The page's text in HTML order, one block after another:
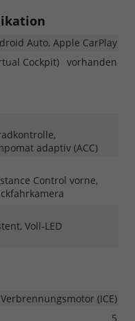
Auto, Apple CarPlay
Cockpit) vorhanden
adaptiv (ACC)
Control vorne,
Voll-LED
Verbrennungsmotor (ICE)
5